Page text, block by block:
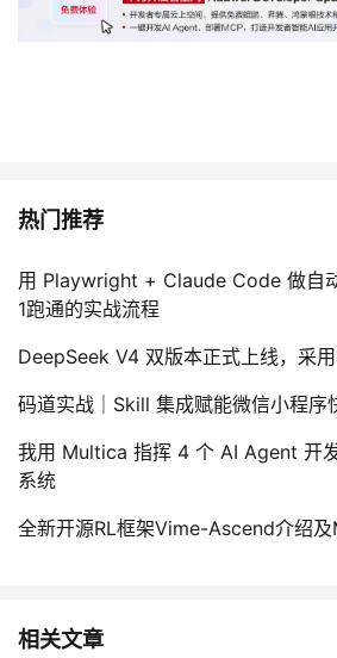
热门推荐
用 Playwright + Claude Code 做自
1跑通的实战流程
DeepSeek V4 双版本正式上线，采
码道实战｜Skill 集成赋能微信小程序
我用 Multica 指挥 4 个 AI Agent 开
系统
全新开源RL框架Vime-Ascend介绍
相关文章